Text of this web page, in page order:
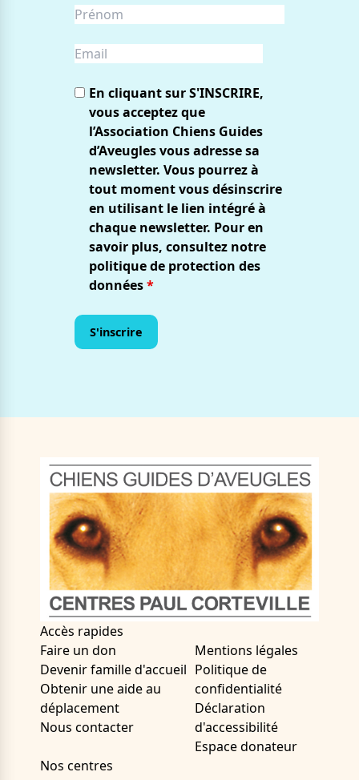
En cliquant sur S'INSCRIRE,
vous acceptez que
l’Association Chiens Guides
d’Aveugles vous adresse sa
newsletter. Vous pourrez à
tout moment vous désinscrire
en utilisant le lien intégré à
chaque newsletter. Pour en
savoir plus, consultez notre
données
Accès rapides
Faire un don
Devenir famille d'accueil
Obtenir une aide au
Nous contacter
Mentions légales
Politique de
confidentialité
Déclaration